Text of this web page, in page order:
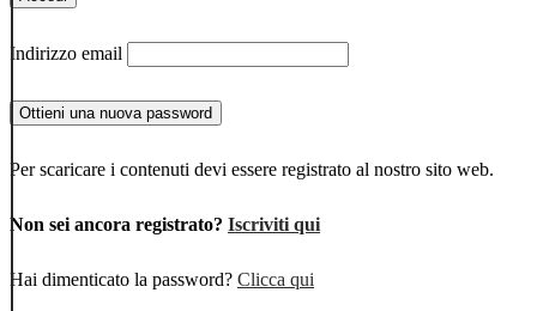
Indirizzo email
Per scaricare i contenuti devi essere registrato al nostro sito web.
Non sei ancora registrato? Iscriviti qui
Hai dimenticato la password? Clicca qui